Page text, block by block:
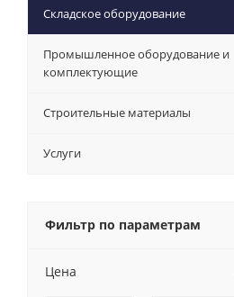
Складское оборудование
Промышленное оборудование и
комплектующие
Строительные материалы
Услуги
Фильтр по параметрам
Цена